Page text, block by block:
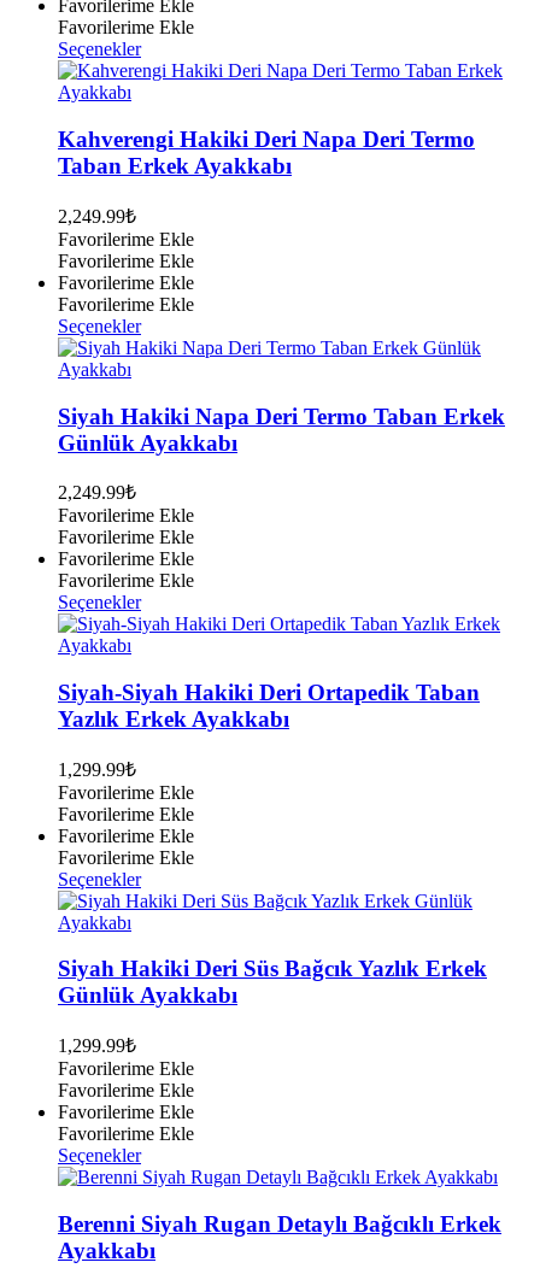
Favorilerime Ekle
Favorilerime Ekle
SeçeneklerBu
ürünün
varyasyonu
var.
Seçenekler
seçilebilir
Kahverengi Hakiki Deri Napa Deri Termo
Taban Erkek Ayakkabı
2,249.99₺
Favorilerime Ekle
Favorilerime Ekle
Favorilerime Ekle
Favorilerime Ekle
SeçeneklerBu
ürünün
varyasyonu
var.
Seçenekler
seçilebilir
Siyah Hakiki Napa Deri Termo Taban Erkek
Günlük Ayakkabı
2,249.99₺
Favorilerime Ekle
Favorilerime Ekle
Favorilerime Ekle
Favorilerime Ekle
SeçeneklerBu
ürünün
varyasyonu
var.
Seçenekler
seçilebilir
Siyah-Siyah Hakiki Deri Ortapedik Taban
Yazlık Erkek Ayakkabı
1,299.99₺
Favorilerime Ekle
Favorilerime Ekle
Favorilerime Ekle
Favorilerime Ekle
SeçeneklerBu
ürünün
varyasyonu
var.
Seçenekler
seçilebilir
Siyah Hakiki Deri Süs Bağcık Yazlık Erkek
Günlük Ayakkabı
1,299.99₺
Favorilerime Ekle
Favorilerime Ekle
Favorilerime Ekle
Favorilerime Ekle
SeçeneklerBu
ürünün
fazla
varyasyonu
var.
Berenni Siyah Rugan Detaylı Bağcıklı Erkek
Ayakkabı